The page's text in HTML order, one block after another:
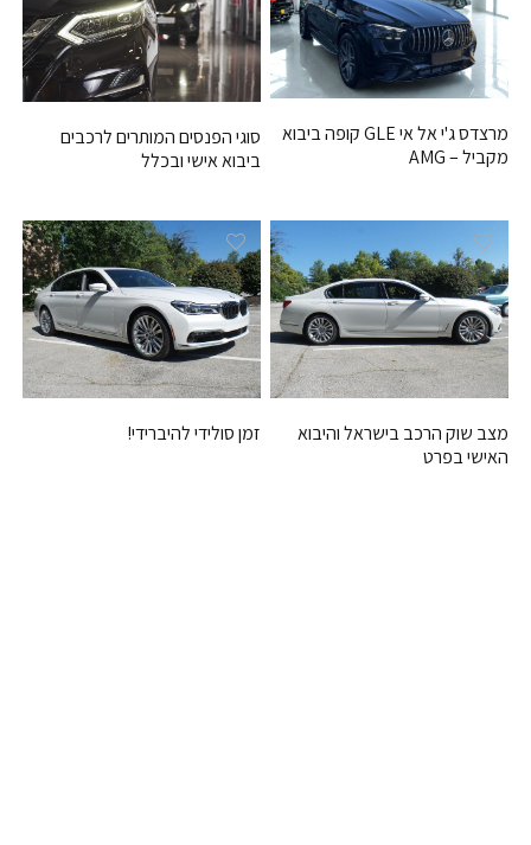
מרצדס ג'י אל אי GLE קופה ביבוא
מקביל – AMG
סוגי הפנסים המותרים לרכבים
ביבוא אישי ובכלל
מצב שוק הרכב בישראל והיבוא
האישי בפרט
זמן סולידי להיברידי!